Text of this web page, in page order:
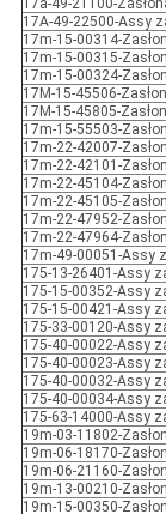
17a-49-21100-
17A-49-22500-Assy
17m-15-00314-
17m-15-00315-
17m-15-00324-
17M-15-45506-
17M-15-45805-
17m-15-55503-
17m-22-42007-
17m-22-42101-
17m-22-45104-
17m-22-45105-
17m-22-47952-
17m-22-47964-
17m-49-00051-Assy
175-13-26401-Assy
175-15-00352-Assy
175-15-00421-Assy
175-33-00120-Assy
175-40-00022-Assy
175-40-00023-Assy
175-40-00032-Assy
175-40-00034-Assy
175-63-14000-Assy
19m-03-11802-
19m-06-18170-
19m-06-21160-
19m-13-00210-
19m-15-00350-